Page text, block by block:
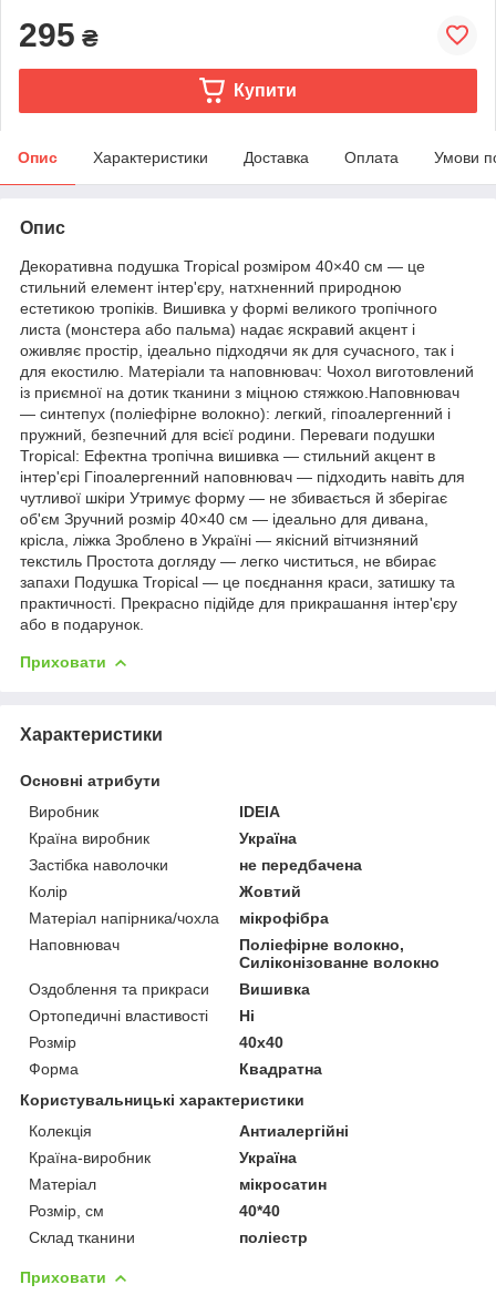
295 ₴
Купити
Опис Характеристики Доставка Оплата Умови
Опис
Декоративна подушка Tropical розміром 40×40 см — це
стильний елемент інтер'єру, натхненний природною
естетикою тропіків. Вишивка у формі великого тропічного
листа (монстера або пальма) надає яскравий акцент і
оживляє простір, ідеально підходячи як для сучасного, так і
для екостилю. Матеріали та наповнювач: Чохол виготовлений
із приємної на дотик тканини з міцною стяжкою.Наповнювач
— синтепух (поліефірне волокно): легкий, гіпоалергенний і
пружний, безпечний для всієї родини. Переваги подушки
Tropical: Ефектна тропічна вишивка — стильний акцент в
інтер'єрі Гіпоалергенний наповнювач — підходить навіть для
чутливої шкіри Утримує форму — не збивається й зберігає
об'єм Зручний розмір 40×40 см — ідеально для дивана,
крісла, ліжка Зроблено в Україні — якісний вітчизняний
текстиль Простота догляду — легко чиститься, не вбирає
запахи Подушка Tropical — це поєднання краси, затишку та
практичності. Прекрасно підійде для прикрашання інтер'єру
або в подарунок.
Приховати
Характеристики
Основні атрибути
Виробник
IDEIA
Країна виробник
Україна
Застібка наволочки
не передбачена
Колір
Жовтий
Матеріал напірника/чохла
мікрофібра
Наповнювач
Поліефірне волокно,
Силіконізованне волокно
Оздоблення та прикраси
Вишивка
Ортопедичні властивості
Ні
Розмір
40х40
Форма
Квадратна
Користувальницькі характеристики
Колекція
Антиалергійні
Країна-виробник
Україна
Матеріал
мікросатин
Розмір, см
40*40
Склад тканини
поліестр
Приховати